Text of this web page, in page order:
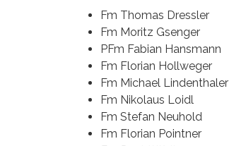
Fm Thomas Dressler
Fm Moritz Gsenger
PFm Fabian Hansmann
Fm Florian Hollweger
Fm Michael Lindenthaler
Fm Nikolaus Loidl
Fm Stefan Neuhold
Fm Florian Pointner